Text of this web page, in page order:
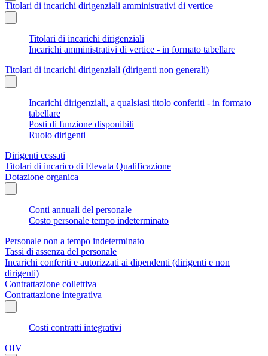
Titolari di incarichi dirigenziali amministrativi di vertice
Titolari di incarichi dirigenziali
Incarichi amministrativi di vertice - in formato tabellare
Titolari di incarichi dirigenziali (dirigenti non generali)
Incarichi dirigenziali, a qualsiasi titolo conferiti - in formato
tabellare
Posti di funzione disponibili
Ruolo dirigenti
Dirigenti cessati
Titolari di incarico di Elevata Qualificazione
Dotazione organica
Conti annuali del personale
Costo personale tempo indeterminato
Personale non a tempo indeterminato
Tassi di assenza del personale
Incarichi conferiti e autorizzati ai dipendenti (dirigenti e non
dirigenti)
Contrattazione collettiva
Contrattazione integrativa
Costi contratti integrativi
OIV